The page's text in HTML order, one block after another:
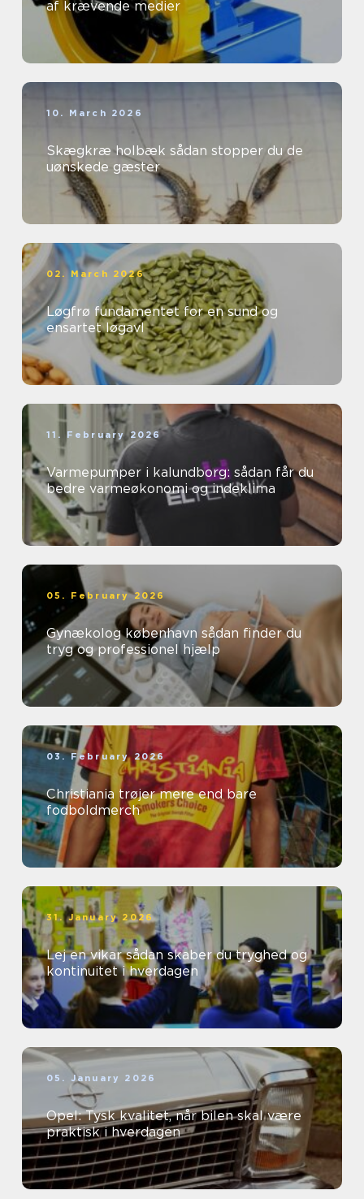
af krævende medier
10. March 2026
Skægkræ holbæk sådan stopper du de
uønskede gæster
02. March 2026
Løgfrø fundamentet for en sund og
ensartet løgavl
11. February 2026
Varmepumper i kalundborg: sådan får du
bedre varmeøkonomi og indeklima
05. February 2026
Gynækolog københavn sådan finder du
tryg og professionel hjælp
03. February 2026
Christiania trøjer mere end bare
fodboldmerch
31. January 2026
Lej en vikar sådan skaber du tryghed og
kontinuitet i hverdagen
05. January 2026
Opel: Tysk kvalitet, når bilen skal være
praktisk i hverdagen